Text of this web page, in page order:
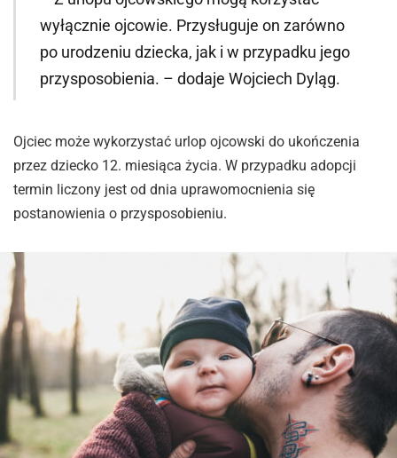
wyłącznie ojcowie. Przysługuje on zarówno
po urodzeniu dziecka, jak i w przypadku jego
przysposobienia. – dodaje Wojciech Dyląg.
Ojciec może wykorzystać urlop ojcowski do ukończenia
przez dziecko 12. miesiąca życia. W przypadku adopcji
termin liczony jest od dnia uprawomocnienia się
postanowienia o przysposobieniu.